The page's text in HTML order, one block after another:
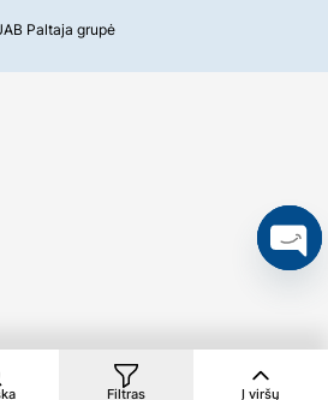
Paltaja grupė
Filtras Į viršų
n